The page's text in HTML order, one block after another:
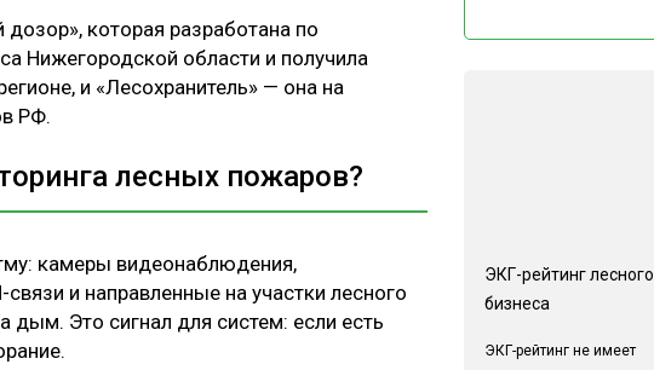
которая разработана по
Нижегородской области и получила
и «Лесохранитель» — она на
РФ.
лесных пожаров?
камеры видеонаблюдения,
и направленные на участки лесного
Это сигнал для систем: если есть
ЭКГ-рейтинг лесного
бизнеса
ЭКГ-рейтинг не имеет